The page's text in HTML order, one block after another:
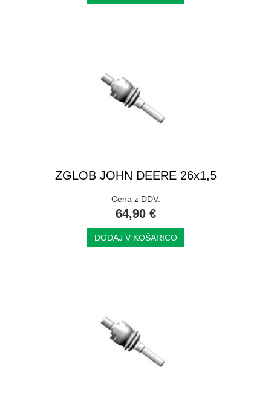
ZGLOB JOHN DEERE 26x1,5
Cena z DDV:
64,90 €
DODAJ V KOŠARICO